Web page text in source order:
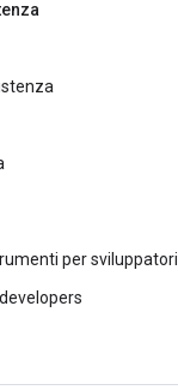
per sviluppatori